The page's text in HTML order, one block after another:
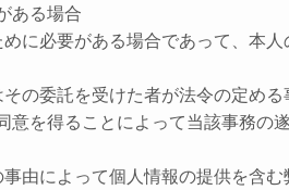
ある場合
に必要がある場合であって、本
の委託を受けた者が法令の定め
を得ることによって当該事務の
由によって個人情報の提供を含